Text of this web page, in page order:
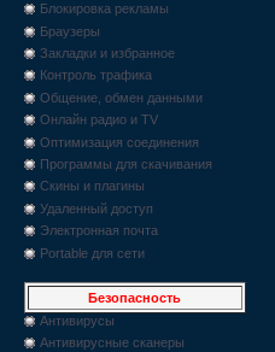
Блокировка рекламы
Браузеры
Закладки и избранное
Контроль трафика
Общение, обмен данными
Онлайн радио и TV
Оптимизация соединения
Программы для скачивания
Скины и плагины
Удаленный доступ
Электронная почта
Portable для сети
Безопасность
Антивирусы
Антивирусные сканеры